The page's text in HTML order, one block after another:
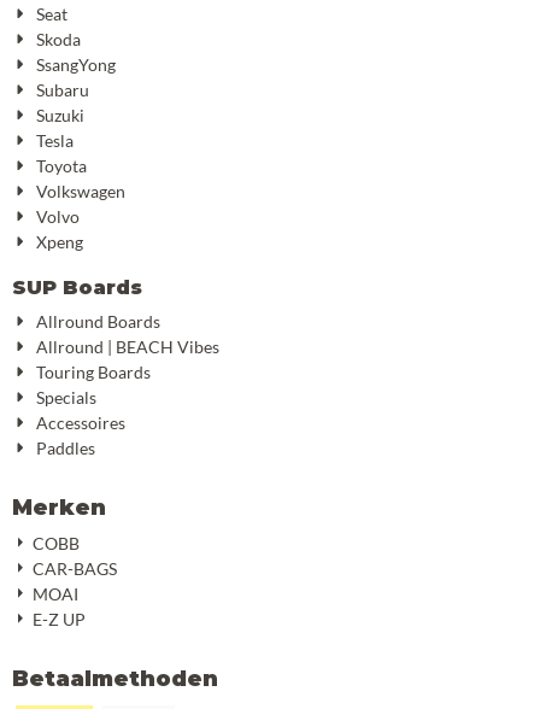
Seat
Skoda
SsangYong
Subaru
Suzuki
Tesla
Toyota
Volkswagen
Volvo
Xpeng
SUP Boards
Allround Boards
Allround | BEACH Vibes
Touring Boards
Specials
Accessoires
Paddles
Merken
COBB
CAR-BAGS
MOAI
E-Z UP
Betaalmethoden